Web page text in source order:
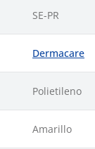
SE-PR
Dermacare
Polietileno
Amarillo